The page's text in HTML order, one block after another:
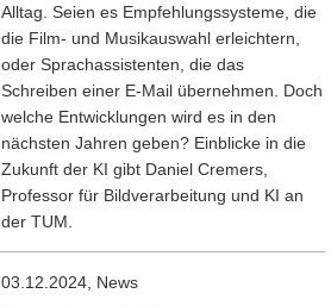
Alltag. Seien es Empfehlungssysteme, die
die Film- und Musikauswahl erleichtern,
oder Sprachassistenten, die das
Schreiben einer E-Mail übernehmen. Doch
welche Entwicklungen wird es in den
nächsten Jahren geben? Einblicke in die
Zukunft der KI gibt Daniel Cremers,
Professor für Bildverarbeitung und KI an
der TUM.
03.12.2024, News